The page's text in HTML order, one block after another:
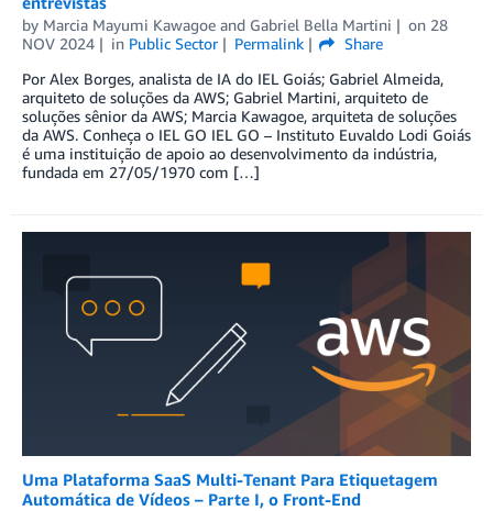
by Marcia Mayumi Kawagoe and Gabriel Bella Martini on 28
NOV 2024
in Public Sector Permalink
Share
Por Alex Borges, analista de IA do IEL Goiás; Gabriel Almeida,
arquiteto de soluções da AWS; Gabriel Martini, arquiteto de
soluções sênior da AWS; Marcia Kawagoe, arquiteta de soluções
da AWS. Conheça o IEL GO IEL GO – Instituto Euvaldo Lodi Goiás
é uma instituição de apoio ao desenvolvimento da indústria,
fundada em 27/05/1970 com […]
Uma Plataforma SaaS Multi-Tenant Para Etiquetagem
Automática de Vídeos – Parte I, o Front-End